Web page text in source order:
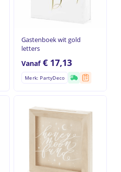
in de
Go to shop
Gastenboek wit gold
letters
Vanaf€ 17,13
Merk: PartyDeco